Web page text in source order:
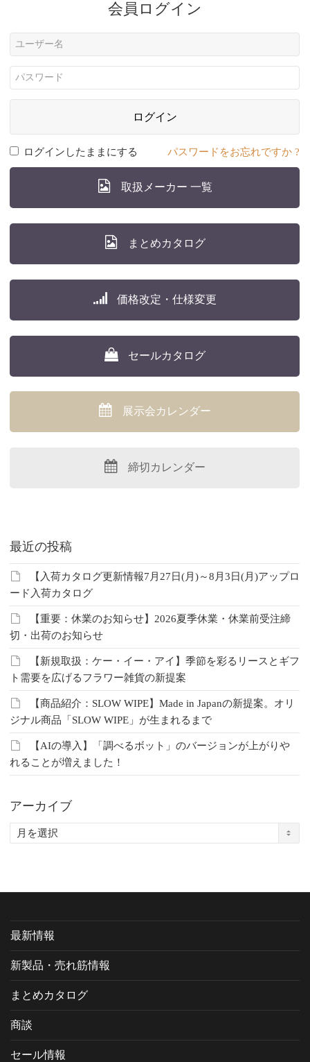
会員ログイン
ログイン
ログインしたままにする パスワードをお忘れですか ?
取扱メーカー 一覧
まとめカタログ
価格改定・仕様変更
セールカタログ
展示会カレンダー
締切カレンダー
最近の投稿
【入荷カタログ更新情報7月27日(月)～8月3日(月)アップロ
ード入荷カタログ
【重要：休業のお知らせ】2026夏季休業・休業前受注締
切・出荷のお知らせ
【新規取扱：ケー・イー・アイ】季節を彩るリースとギフ
ト需要を広げるフラワー雑貨の新提案
【商品紹介：SLOW WIPE】Made in Japanの新提案。オリ
ジナル商品「SLOW WIPE」が生まれるまで
【AIの導入】「調べるボット」のバージョンが上がりや
れることが増えました！
アーカイブ
ア
最新情報
新製品・売れ筋情報
まとめカタログ
商談
セール情報